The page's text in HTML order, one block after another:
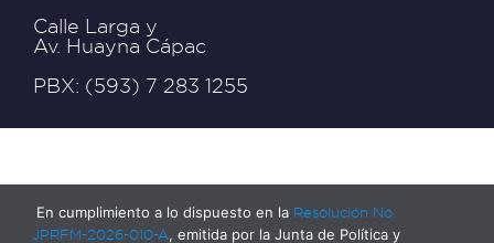
Calle Larga y
Av. Huayna Cápac
PBX: (593) 7 283 1255
En cumplimiento a lo dispuesto en la Resolución No.
JPRFM-2026-010-A, emitida por la Junta de Política y